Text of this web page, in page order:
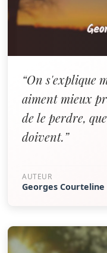
“On s'explique
aiment mieux
de le perdre,
doivent.”
AUTEUR
Georges Courteline